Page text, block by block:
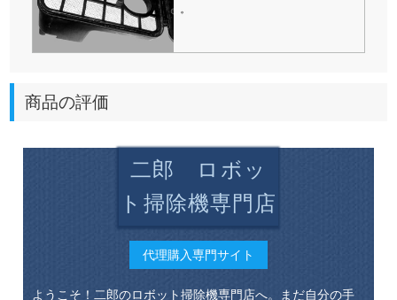
商品の評価
二郎 ロボッ
ト掃除機専門店
代理購入専門サイト
ようこそ！二郎のロボット掃除機専門店へ。まだ自分の手